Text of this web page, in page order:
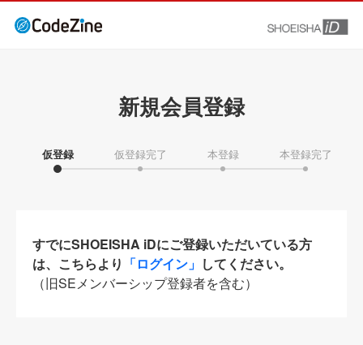
新規会員登録
仮登録 仮登録完了 本登録 本登録完了
すでにSHOEISHA iDにご登録いただいている方
は、こちらより 「ログイン」 してください。
（旧SEメンバーシップ登録者を含む）